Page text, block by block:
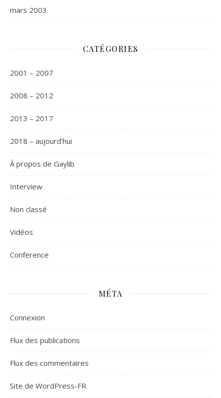
mars 2003
CATÉGORIES
2001 – 2007
2008 – 2012
2013 – 2017
2018 – aujourd'hui
À propos de Gaylib
Interview
Non classé
Vidéos
Сonference
MÉTA
Connexion
Flux des publications
Flux des commentaires
Site de WordPress-FR